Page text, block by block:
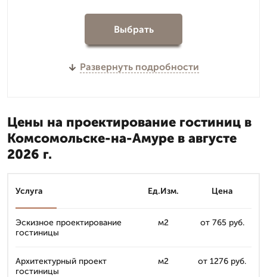
Выбрать
Развернуть подробности
Цены на проектирование гостиниц в
Комсомольске-на-Амуре в августе
2026 г.
Услуга Ед.Изм. Цена
Эскизное проектирование
гостиницы
м2 от 765 руб.
Архитектурный проект
гостиницы
м2 от 1276 руб.